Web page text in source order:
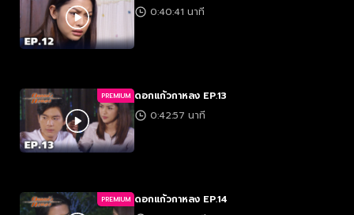
0:40:41 นาที
PREMIUM ดอกแก้วกาหลง EP.13
0:42:57 นาที
PREMIUM ดอกแก้วกาหลง EP.14